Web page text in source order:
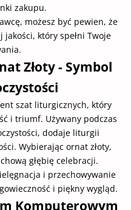
zakupu.
możesz być pewien, że
jakości, który spełni Twoje
Złoty - Symbol
szat liturgicznych, który
i triumf. Używany podczas
dodaje liturgii
Wybierając ornat złoty,
głębię celebracji.
i przechowywanie
i piękny wygląd.
Komputerowym